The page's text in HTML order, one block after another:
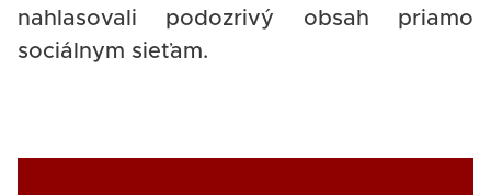
nahlasovali podozrivý obsah priamo
sociálnym sieťam.